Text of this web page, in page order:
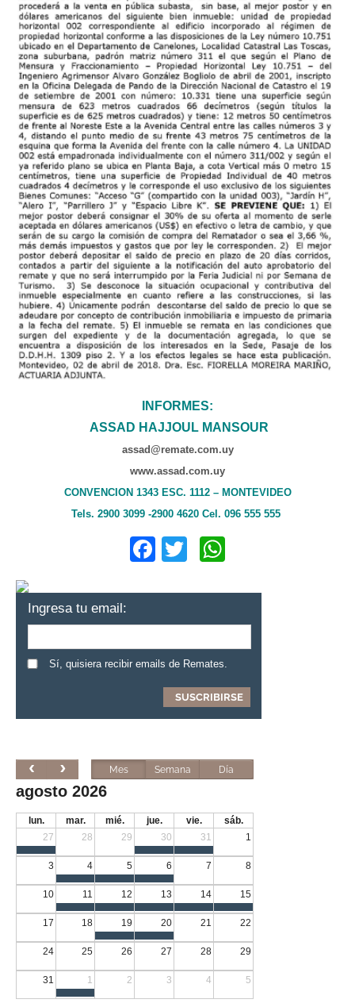
INFORMES:
ASSAD HAJJOUL MANSOUR
assad@remate.com.uy
www.assad.com.uy
CONVENCION 1343 ESC. 1112 – MONTEVIDEO
Tels. 2900 3099 -2900 4620 Cel. 096 555 555
Facebook
Twitter
Ingresa tu email:
Sí, quisiera recibir emails de Remates.
Mes Semana Día
agosto 2026
lun. mar. mié. jue. vie.
sáb.
27
28 29 30 31 1
3 4 5 6 7 8
10 11 12 13 14 15
17 18 19 20 21 22
24 25 26 27 28 29
31 1 2 3 4 5